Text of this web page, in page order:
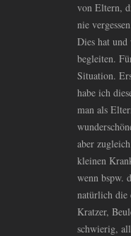
von Eltern,
nie
Dies hat
begleiten.
Situation.
habe ich
man als
aber
kleinen
wenn bspw.
natürlich die
Kratzer,
schwierig,